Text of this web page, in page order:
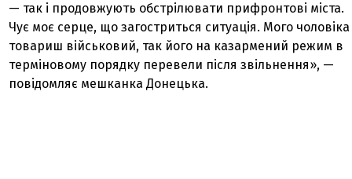
— так і продовжують обстрілювати прифронтові міста.
Чує моє серце, що загостриться ситуація. Мого чоловіка
товариш військовий, так його на казармений режим в
терміновому порядку перевели після звільнення», —
повідомляє мешканка Донецька.